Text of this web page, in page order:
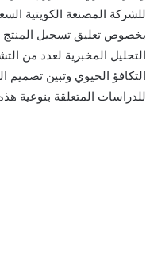
للشركة المصنعة الكويتية
بخصوص تعليق تسجيل المنتج
التحليل المخبرية لعدد من
التكافؤ الحيوي وتبين تصميم
للدراسات المتعلقة بنوعية هذه